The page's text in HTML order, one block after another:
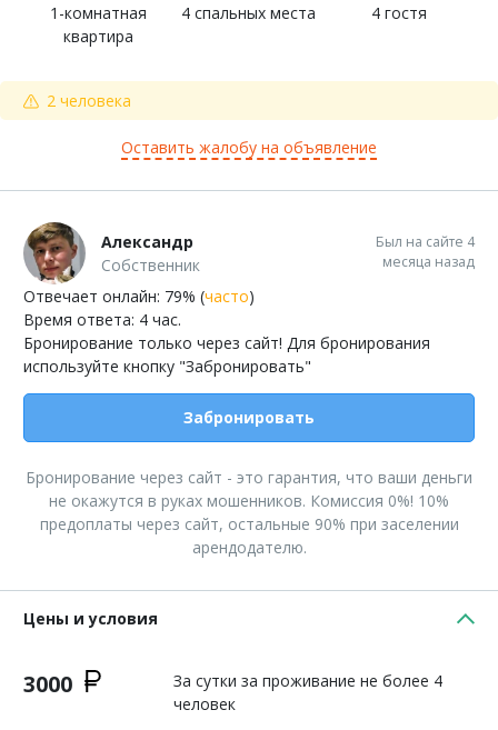
1-комнатная
квартира
4 спальных места 4 гостя
2 человека
Оставить жалобу на объявление
Александр
Собственник
Был на сайте 4
месяца назад
Отвечает онлайн: 79% (часто)
Время ответа: 4 час.
Бронирование только через сайт! Для бронирования
используйте кнопку "Забронировать"
Забронировать
Бронирование через сайт - это гарантия, что ваши деньги
не окажутся в руках мошенников. Комиссия 0%! 10%
предоплаты через сайт, остальные 90% при заселении
арендодателю.
Цены и условия
3000
За сутки за проживание не более 4
человек